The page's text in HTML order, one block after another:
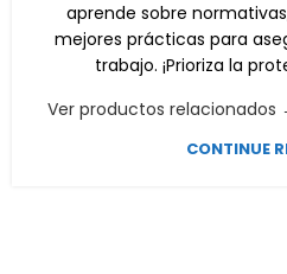
aprende sobre
mejores prácticas para
trabajo. ¡Prioriza la
Ver productos relacionados
CONTINUE